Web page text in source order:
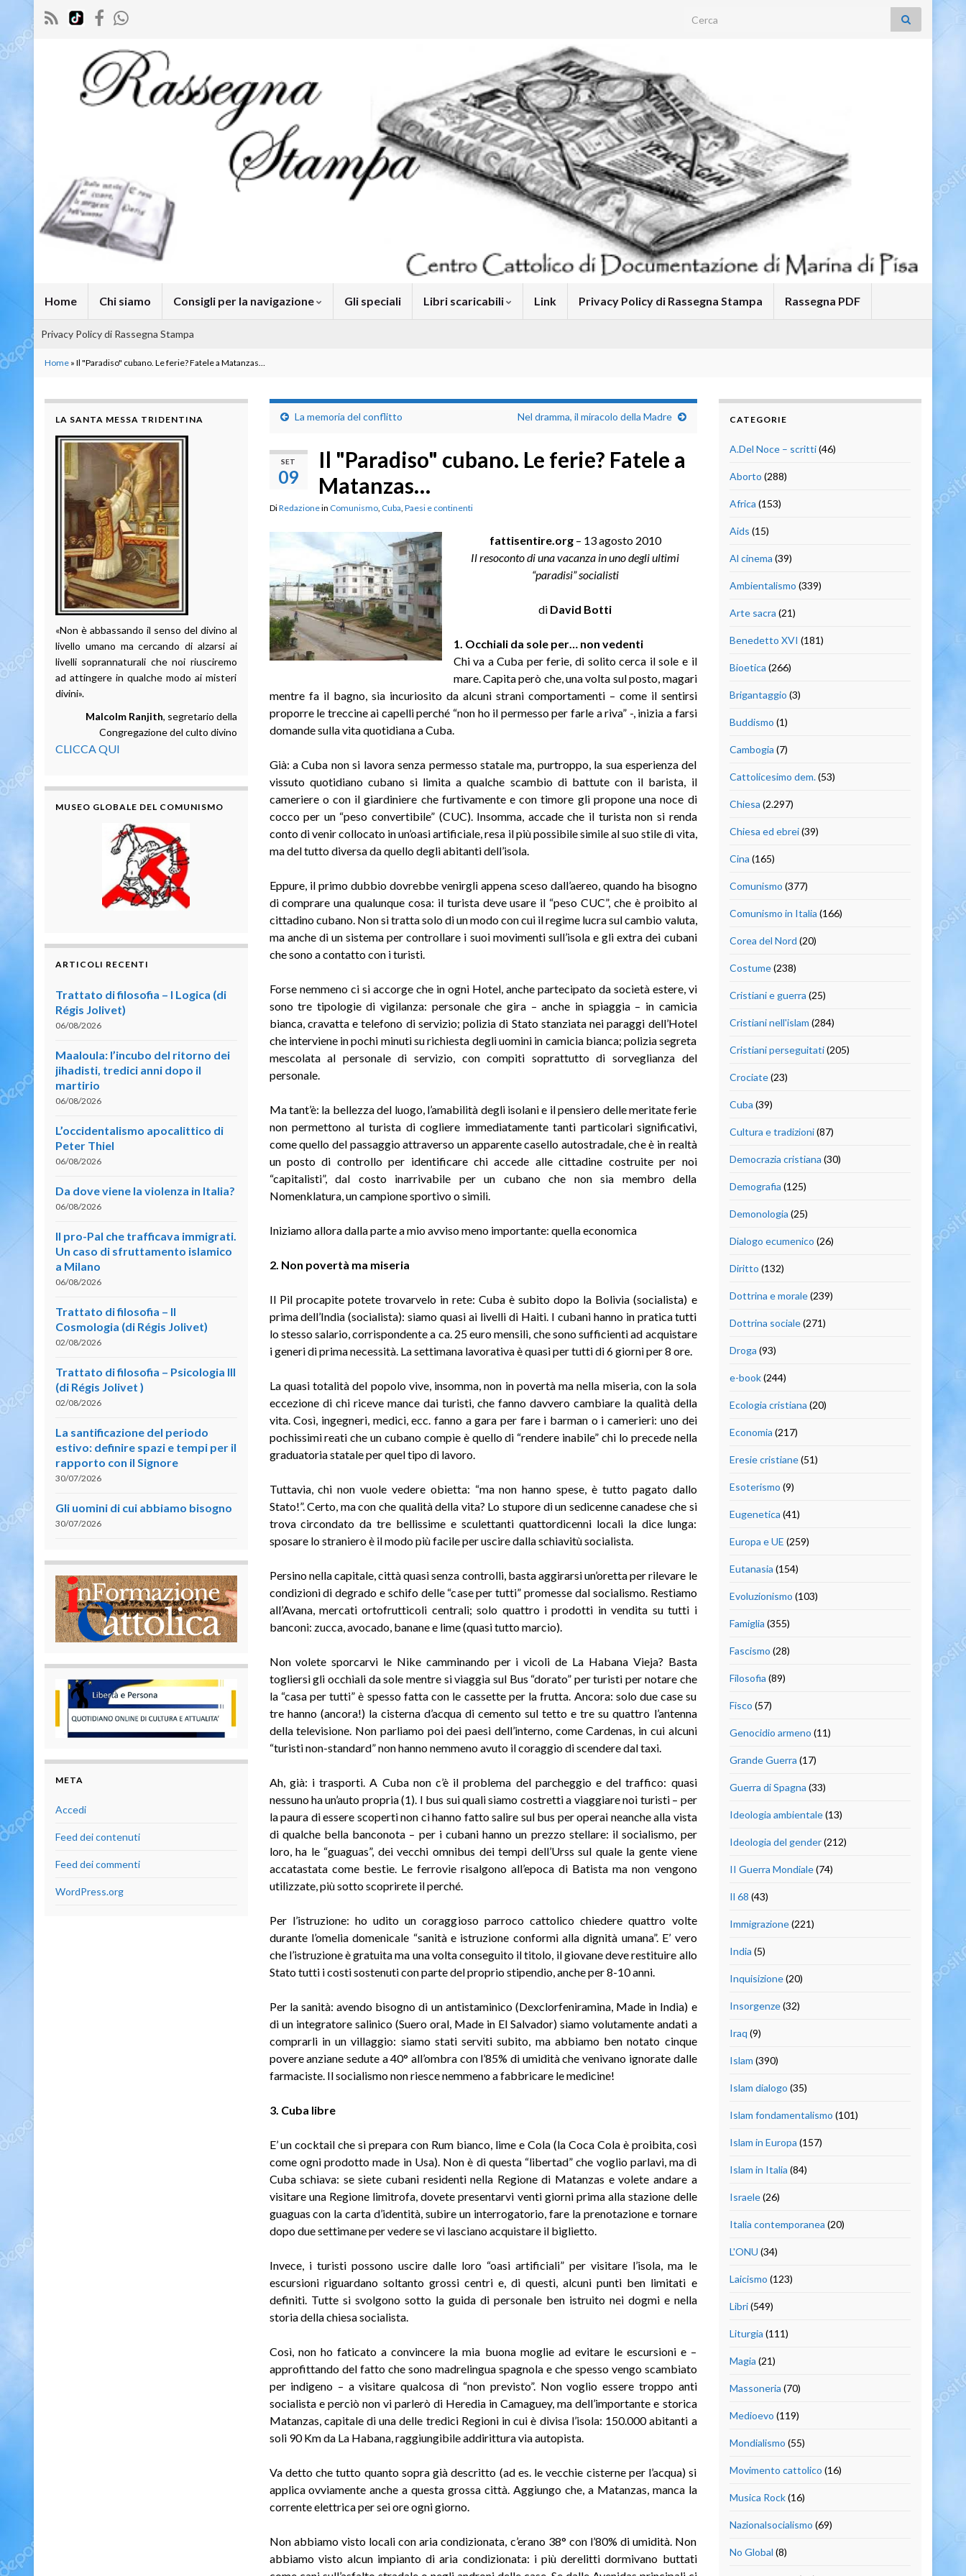
Search for:
Home Chi siamo Consigli per la navigazione Gli speciali Libri scaricabili Link Privacy Policy di Rassegna Stampa Rassegna PDF
Privacy Policy di Rassegna Stampa
Home » Il "Paradiso" cubano. Le ferie? Fatele a Matanzas…
La memoria del conflitto Nel dramma, il miracolo della Madre
SET
09
Il "Paradiso" cubano. Le ferie? Fatele a
Matanzas…
DiRedazionein Comunismo, Cuba Paesi e continenti
fattisentire.org– 13 agosto 2010
Il resoconto di una vacanza in uno degli ultimi
“paradisi” socialisti
di David Botti
1. Occhiali da sole per… non vedenti
Chi va a Cuba per ferie, di solito cerca il sole e il
mare. Capita però che, una volta sul posto, magari
mentre fa il bagno, sia incuriosito da alcuni strani comportamenti – come il sentirsi
proporre le treccine ai capelli perché “non ho il permesso per farle a riva” -, inizia a farsi
domande sulla vita quotidiana a Cuba.
Già: a Cuba non si lavora senza permesso statale ma, purtroppo, la sua esperienza del
vissuto quotidiano cubano si limita a qualche scambio di battute con il barista, il
cameriere o con il giardiniere che furtivamente e con timore gli propone una noce di
cocco per un “peso convertibile” (CUC). Insomma, accade che il turista non si renda
conto di venir collocato in un’oasi artificiale, resa il più possibile simile al suo stile di vita,
ma del tutto diversa da quello degli abitanti dell’isola.
Eppure, il primo dubbio dovrebbe venirgli appena sceso dall’aereo, quando ha bisogno
di comprare una qualunque cosa: il turista deve usare il “peso CUC”, che è proibito al
cittadino cubano. Non si tratta solo di un modo con cui il regime lucra sul cambio valuta,
ma anche di un sistema per controllare i suoi movimenti sull’isola e gli extra dei cubani
che sono a contatto con i turisti.
Forse nemmeno ci si accorge che in ogni Hotel, anche partecipato da società estere, vi
sono tre tipologie di vigilanza: personale che gira – anche in spiaggia – in camicia
bianca, cravatta e telefono di servizio; polizia di Stato stanziata nei paraggi dell’Hotel
che interviene in pochi minuti su richiesta degli uomini in camicia bianca; polizia segreta
mescolata al personale di servizio, con compiti soprattutto di sorveglianza del
personale.
Ma tant’è: la bellezza del luogo, l’amabilità degli isolani e il pensiero delle meritate ferie
non permettono al turista di cogliere immediatamente tanti particolari significativi,
come quello del passaggio attraverso un apparente casello autostradale, che è in realtà
un posto di controllo per identificare chi accede alle cittadine costruite per noi
“capitalisti”, dal costo inarrivabile per un cubano che non sia membro della
Nomenklatura, un campione sportivo o simili.
Iniziamo allora dalla parte a mio avviso meno importante: quella economica
2. Non povertà ma miseria
Il Pil procapite potete trovarvelo in rete: Cuba è subito dopo la Bolivia (socialista) e
prima dell’India (socialista): siamo quasi ai livelli di Haiti. I cubani hanno in pratica tutti
lo stesso salario, corrispondente a ca. 25 euro mensili, che sono sufficienti ad acquistare
i generi di prima necessità. La settimana lavorativa è quasi per tutti di 6 giorni per 8 ore.
La quasi totalità del popolo vive, insomma, non in povertà ma nella miseria, con la sola
eccezione di chi riceve mance dai turisti, che fanno davvero cambiare la qualità della
vita. Così, ingegneri, medici, ecc. fanno a gara per fare i barman o i camerieri: uno dei
pochissimi reati che un cubano compie è quello di “rendere inabile” chi lo precede nella
graduatoria statale per quel tipo di lavoro.
Tuttavia, chi non vuole vedere obietta: “ma non hanno spese, è tutto pagato dallo
Stato!”. Certo, ma con che qualità della vita? Lo stupore di un sedicenne canadese che si
trova circondato da tre bellissime e sculettanti quattordicenni locali la dice lunga:
sposare lo straniero è il modo più facile per uscire dalla schiavitù socialista.
Persino nella capitale, città quasi senza controlli, basta aggirarsi un’oretta per rilevare le
condizioni di degrado e schifo delle “case per tutti” promesse dal socialismo. Restiamo
all’Avana, mercati ortofrutticoli centrali; solo quattro i prodotti in vendita su tutti i
banconi: zucca, avocado, banane e lime (quasi tutto marcio).
Non volete sporcarvi le Nike camminando per i vicoli de La Habana Vieja? Basta
togliersi gli occhiali da sole mentre si viaggia sul Bus “dorato” per turisti per notare che
la “casa per tutti” è spesso fatta con le cassette per la frutta. Ancora: solo due case su
tre hanno (ancora!) la cisterna d’acqua di cemento sul tetto e tre su quattro l’antenna
della televisione. Non parliamo poi dei paesi dell’interno, come Cardenas, in cui alcuni
“turisti non-standard” non hanno nemmeno avuto il coraggio di scendere dal taxi.
Ah, già: i trasporti. A Cuba non c’è il problema del parcheggio e del traffico: quasi
nessuno ha un’auto propria (1). I bus sui quali siamo costretti a viaggiare noi turisti – per
la paura di essere scoperti non ci hanno fatto salire sul bus per operai neanche alla vista
di qualche bella banconota – per i cubani hanno un prezzo stellare: il socialismo, per
loro, ha le “guaguas”, dei vecchi omnibus dei tempi dell’Urss sul quale la gente viene
accatastata come bestie. Le ferrovie risalgono all’epoca di Batista ma non vengono
utilizzate, più sotto scoprirete il perché.
Per l’istruzione: ho udito un coraggioso parroco cattolico chiedere quattro volte
durante l’omelia domenicale “sanità e istruzione conformi alla dignità umana”. E’ vero
che l’istruzione è gratuita ma una volta conseguito il titolo, il giovane deve restituire allo
Stato tutti i costi sostenuti con parte del proprio stipendio, anche per 8-10 anni.
Per la sanità: avendo bisogno di un antistaminico (Dexclorfeniramina, Made in India) e
di un integratore salinico (Suero oral, Made in El Salvador) siamo volutamente andati a
comprarli in un villaggio: siamo stati serviti subito, ma abbiamo ben notato cinque
povere anziane sedute a 40° all’ombra con l’85% di umidità che venivano ignorate dalle
farmaciste. Il socialismo non riesce nemmeno a fabbricare le medicine!
3. Cuba libre
E’ un cocktail che si prepara con Rum bianco, lime e Cola (la Coca Cola è proibita, così
come ogni prodotto made in Usa). Non è di questa “libertad” che voglio parlavi, ma di
Cuba schiava: se siete cubani residenti nella Regione di Matanzas e volete andare a
visitare una Regione limitrofa, dovete presentarvi venti giorni prima alla stazione delle
guaguas con la carta d’identità, subire un interrogatorio, fare la prenotazione e tornare
dopo due settimane per vedere se vi lasciano acquistare il biglietto.
Invece, i turisti possono uscire dalle loro “oasi artificiali” per visitare l’isola, ma le
escursioni riguardano soltanto grossi centri e, di questi, alcuni punti ben limitati e
definiti. Tutte si svolgono sotto la guida di personale ben istruito nei dogmi e nella
storia della chiesa socialista.
Così, non ho faticato a convincere la mia buona moglie ad evitare le escursioni e –
approfittando del fatto che sono madrelingua spagnola e che spesso vengo scambiato
per indigeno – a visitare qualcosa di “non previsto”. Non voglio essere troppo anti
socialista e perciò non vi parlerò di Heredia in Camaguey, ma dell’importante e storica
Matanzas, capitale di una delle tredici Regioni in cui è divisa l’isola: 150.000 abitanti a
soli 90 Km da La Habana, raggiungibile addirittura via autopista.
Va detto che tutto quanto sopra già descritto (ad es. le vecchie cisterne per l’acqua) si
applica ovviamente anche a questa grossa città. Aggiungo che, a Matanzas, manca la
corrente elettrica per sei ore ogni giorno.
Non abbiamo visto locali con aria condizionata, c’erano 38° con l’80% di umidità. Non
abbiamo visto alcun impianto di aria condizionata: i più derelitti dormivano buttati
LA SANTA MESSA TRIDENTINA
«Non è abbassando il senso del divino al
livello umano ma cercando di alzarsi ai
livelli soprannaturali che noi riusciremo
ad attingere in qualche modo ai misteri
divini».
Malcolm Ranjith, segretario della
Congregazione del culto divino
CLICCA QUI
MUSEO GLOBALE DEL COMUNISMO
ARTICOLI RECENTI
Trattato di filosofia – I Logica (di
Régis Jolivet)
06/08/2026
Maaloula: l’incubo del ritorno dei
jihadisti, tredici anni dopo il
martirio
06/08/2026
L’occidentalismo apocalittico di
Peter Thiel
06/08/2026
Da dove viene la violenza in Italia?
06/08/2026
Il pro-Pal che trafficava immigrati.
Un caso di sfruttamento islamico
a Milano
06/08/2026
Trattato di filosofia – II
Cosmologia (di Régis Jolivet)
02/08/2026
Trattato di filosofia – Psicologia III
(di Régis Jolivet )
02/08/2026
La santificazione del periodo
estivo: definire spazi e tempi per il
rapporto con il Signore
30/07/2026
Gli uomini di cui abbiamo bisogno
30/07/2026
META
Accedi
Feed dei contenuti
Feed dei commenti
WordPress.org
CATEGORIE
A.Del Noce – scritti(46)
Aborto (288)
Africa (153)
Aids (15)
Al cinema (39)
Ambientalismo (339)
Arte sacra (21)
Benedetto XVI (181)
Bioetica (266)
Brigantaggio (3)
Buddismo (1)
Cambogia (7)
Cattolicesimo dem.(53)
Chiesa (2.297)
Chiesa ed ebrei(39)
Cina (165)
Comunismo (377)
Comunismo in Italia (166)
Corea del Nord (20)
Costume(238)
Cristiani e guerra (25)
Cristiani nell'islam (284)
Cristiani perseguitati(205)
Crociate(23)
Cuba (39)
Cultura e tradizioni(87)
Democrazia cristiana (30)
Demografia (125)
Demonologia (25)
Dialogo ecumenico (26)
Diritto (132)
Dottrina e morale(239)
Dottrina sociale(271)
Droga (93)
e-book(244)
Ecologia cristiana (20)
Economia (217)
Eresie cristiane(51)
Esoterismo (9)
Eugenetica (41)
Europa e UE (259)
Eutanasia (154)
Evoluzionismo (103)
Famiglia (355)
Fascismo (28)
Filosofia (89)
Fisco (57)
Genocidio armeno (11)
Grande Guerra (17)
Guerra di Spagna (33)
Ideologia ambientale(13)
Ideologia del gender(212)
II Guerra Mondiale(74)
Il 68 (43)
Immigrazione(221)
India (5)
Inquisizione(20)
Insorgenze(32)
Iraq (9)
Islam (390)
Islam dialogo (35)
Islam fondamentalismo (101)
Islam in Europa (157)
Islam in Italia (84)
Israele(26)
Italia contemporanea (20)
L'ONU (34)
Laicismo (123)
Libri(549)
Liturgia (111)
Magia (21)
Massoneria (70)
Medioevo (119)
Mondialismo (55)
Movimento cattolico (16)
Musica Rock(16)
Nazionalsocialismo (69)
No Global (8)